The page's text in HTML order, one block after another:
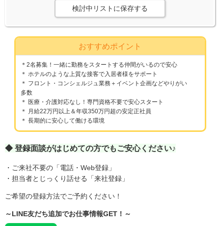
検討中リストに保存する
おすすめポイント
＊2名募集！一緒に勤務をスタートする仲間がいるので安心
＊ ホテルのような上質な接客で入居者様をサポート
＊ フロント・コンシェルジュ業務＋イベント企画などやりがい
多数
＊ 医療・介護対応なし！専門資格不要で安心スタート
＊ 月給22万円以上＆年収350万円超の安定正社員
＊ 長期的に安心して働ける環境
◆ 登録面談がはじめての方でもご安心ください♪
・ご来社不要の「電話・Web登録」
・担当者とじっくり話せる「来社登録」
ご希望の登録方法でご予約ください！
～LINE友だち追加でお仕事情報GET！～